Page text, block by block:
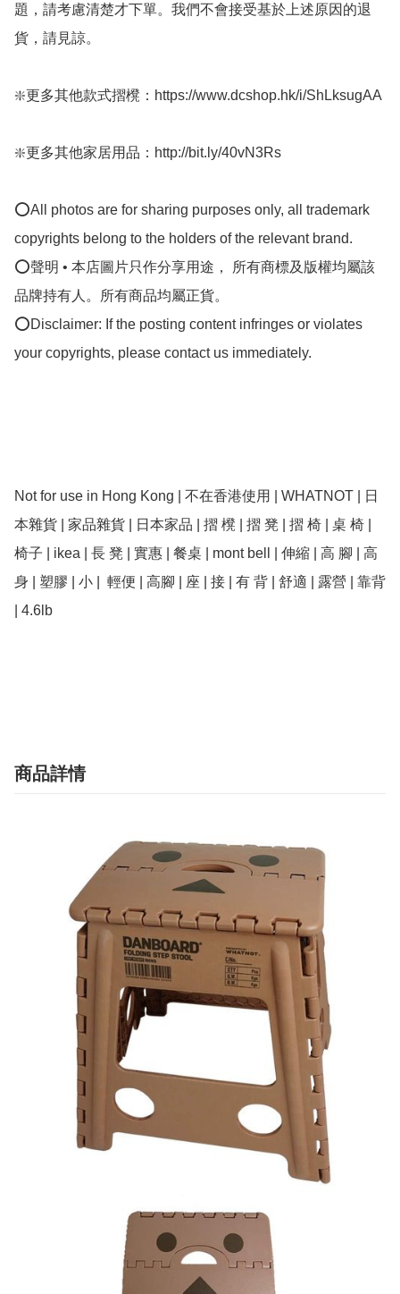
題，請考慮清楚才下單。我們不會接受基於上述原因的退
貨，請見諒。
❇️更多其他款式摺櫈：https://www.dcshop.hk/i/ShLksugAA
❇️更多其他家居用品：http://bit.ly/40vN3Rs
⭕All photos are for sharing purposes only, all trademark
copyrights belong to the holders of the relevant brand.
⭕聲明 • 本店圖片只作分享用途， 所有商標及版權均屬該
品牌持有人。所有商品均屬正貨。
⭕Disclaimer: If the posting content infringes or violates
your copyrights, please contact us immediately.
Not for use in Hong Kong | 不在香港使用 | WHATNOT | 日
本雜貨 | 家品雜貨 | 日本家品 | 摺 櫈 | 摺 凳 | 摺 椅 | 桌 椅 |
椅子 | ikea | 長 凳 | 實惠 | 餐桌 | mont bell | 伸縮 | 高 腳 | 高
身 | 塑膠 | 小 |  輕便 | 高腳 | 座 | 接 | 有 背 | 舒適 | 露營 | 靠背
| 4.6lb
商品詳情